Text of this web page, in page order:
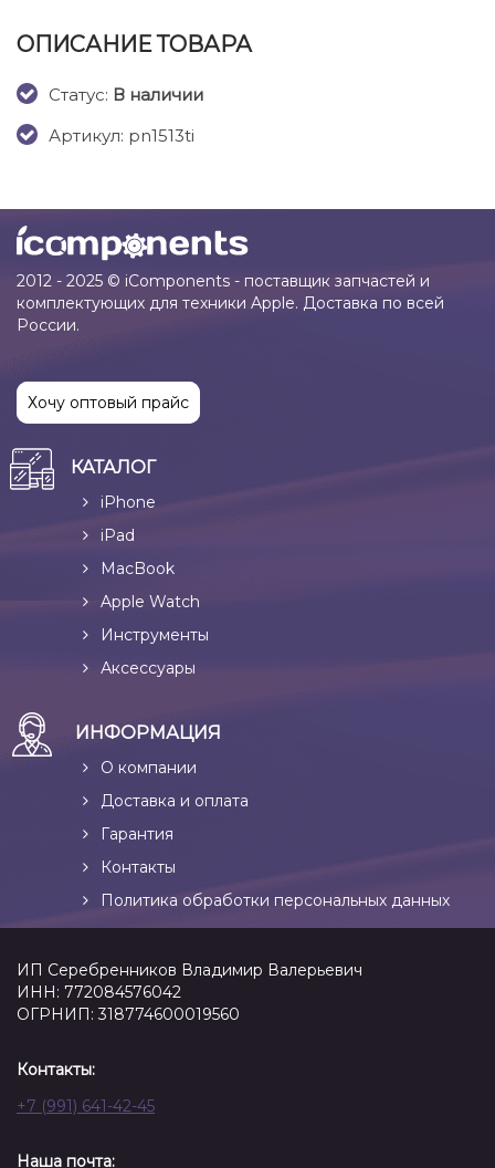
ОПИСАНИЕ ТОВАРА
Cтатус: В наличии
Артикул: pn1513ti
2012 - 2025 © iComponents - поставщик запчастей и
комплектующих для техники Apple. Доставка по всей
России.
Хочу оптовый прайс
КАТАЛОГ
iPhone
iPad
MacBook
Apple Watch
Инструменты
Аксессуары
ИНФОРМАЦИЯ
О компании
Доставка и оплата
Гарантия
Контакты
Политика обработки персональных данных
ИП Серебренников Владимир Валерьевич
ИНН: 772084576042
ОГРНИП: 318774600019560
Контакты:
+7 (991) 641-42-45
Наша почта: